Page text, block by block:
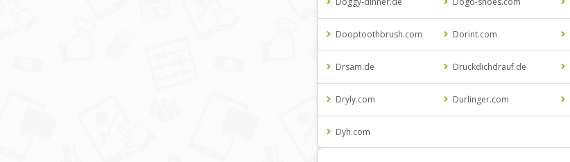
Dooptoothbrush.com Dorint.com
Drsam.de Druckdichdrauf.de
Dryly.com Durlinger.com
Dyh.com